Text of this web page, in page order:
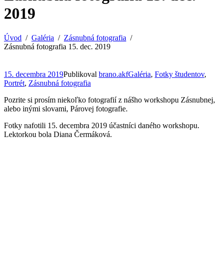
2019
Úvod Galéria
Zásnubná fotografia
Zásnubná fotografia 15. dec. 2019
15. decembra 2019Publikoval brano.akfGaléria, Fotky študentov,
Portrét, Zásnubná fotografia
Pozrite si prosím niekoľko fotografií z nášho workshopu Zásnubnej,
alebo inými slovami, Párovej fotografie.
Fotky nafotili 15. decembra 2019 účastníci daného workshopu.
Lektorkou bola Diana Čermáková.